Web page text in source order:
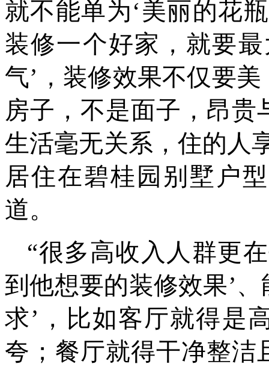
就不能单为‘美丽的花
装修一个好家，就要
气’，装修效果不仅要
房子，不是面子，昂
生活毫无关系，住的人
居住在碧桂园别墅户
道。
“很多高收入人群更
到他想要的装修效果’
求’，比如客厅就得是
夸；餐厅就得干净整洁